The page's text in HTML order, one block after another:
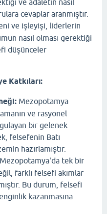
ve adaletin nasıl
cevaplar aranmıştır.
ve işleyişi, liderlerin
nasıl olması gerektiği
düşünceler
Katkıları:
Mezopotamya
ve rasyonel
bir gelenek
felsefenin Batı
hazırlamıştır.
Mezopotamya'da tek bir
farklı felsefi akımlar
Bu durum, felsefi
kazanmasına